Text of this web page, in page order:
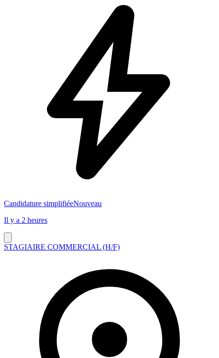
Candidature simplifiéeNouveau
Il y a 2 heures
STAGIAIRE COMMERCIAL (H/F)